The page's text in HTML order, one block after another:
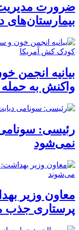
ضرورت
بیمارستان‌های
بیانیه انجمن
واکنش به
رئیسی: سونامی
نمی‌شود
پرستاری جذب